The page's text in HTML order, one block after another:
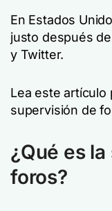
En Estados
justo después
y Twitter.
Lea este artículo
supervisión de
¿Qué es
foros?